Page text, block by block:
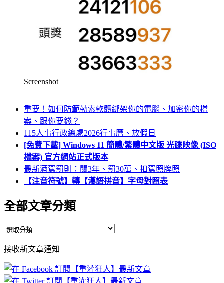
Screenshot
重要！如何防範勒索軟體綁架你的電腦、加密你的檔
案、跟你要錢？
115人事行政總處2026行事曆、放假日
[免費下載] Windows 11 簡體/繁體中文版 光碟映像 (ISO
檔案) 官方網站正式版本
最新酒駕罰則：關3年、罰30萬、扣駕照牌照
【注音符號】轉【漢語拼音】字母對照表
全部文章分類
全
文
章
分
接收新文章通知